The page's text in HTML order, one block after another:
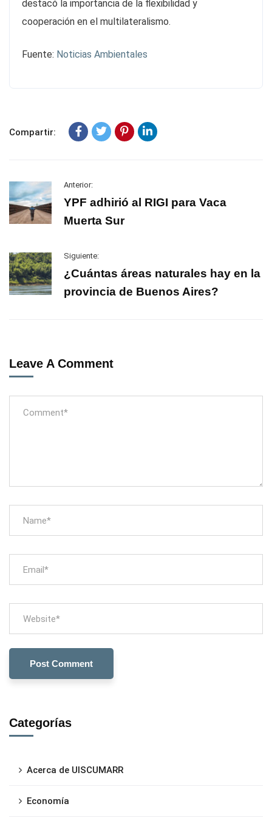
destacó la importancia de la flexibilidad y
cooperación en el multilateralismo.
Fuente: Noticias Ambientales
Compartir:
Anterior:
YPF adhirió al RIGI para Vaca
Muerta Sur
Siguiente:
¿Cuántas áreas naturales hay en la
provincia de Buenos Aires?
Leave A Comment
Categorías
Acerca de UISCUMARR
Economía